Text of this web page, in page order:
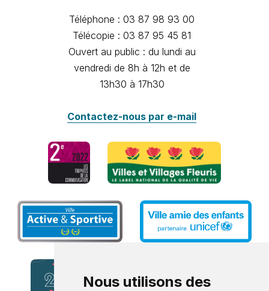
Nous utilisons des
Téléphone : 03 87 98 93 00
Télécopie : 03 87 95 45 81
Ouvert au public : du lundi au
vendredi de 8h à 12h et de
13h30 à 17h30
Contactez-nous par e-mail